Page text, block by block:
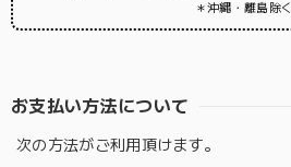
＊沖縄・離島除く
お支払い方法について
次の方法がご利用頂けます。